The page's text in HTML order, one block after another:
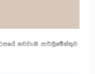
නවවැනි පාර්ලිමේන්තුව